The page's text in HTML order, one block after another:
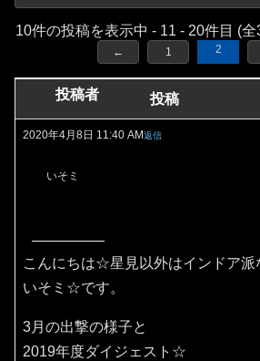
10件の投稿を表示中 - 11 - 20件目 (
← 1 2
投稿者 投稿
2020年4月8日 11:40 AM返信
いそミ
こんにちは☆星見以外はインドア派
いそミ☆です。
3月の出撃の様子と
2019年度ダイジェスト☆